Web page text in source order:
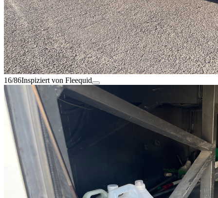
16/86Inspiziert von Fleequid